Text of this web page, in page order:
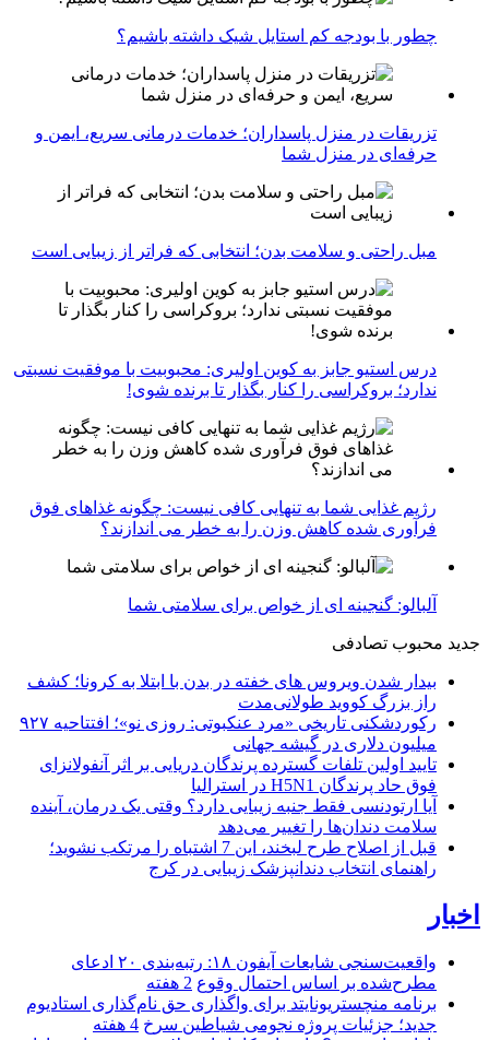
چطور با بودجه کم استایل شیک داشته باشیم؟
تزریقات در منزل پاسداران؛ خدمات درمانی سریع، ایمن و
حرفه‌ای در منزل شما
مبل راحتی و سلامت بدن؛ انتخابی که فراتر از زیبایی است
درس استیو جابز به کوین اولیری: محبوبیت با موفقیت نسبتی
ندارد؛ بروکراسی را کنار بگذار تا برنده شوی!
رژیم غذایی شما به تنهایی کافی نیست: چگونه غذاهای فوق
فرآوری شده کاهش وزن را به خطر می اندازند؟
آلبالو: گنجینه ای از خواص برای سلامتی شما
جدید محبوب تصادفی
بیدار شدن ویروس‌ های خفته در بدن با ابتلا به کرونا؛ کشف
راز بزرگ کووید طولانی‌مدت
رکوردشکنی تاریخی «مرد عنکبوتی: روزی نو»؛ افتتاحیه ۹۲۷
میلیون دلاری در گیشه جهانی
تایید اولین تلفات گسترده پرندگان دریایی بر اثر آنفولانزای
فوق حاد پرندگان H5N1 در استرالیا
آیا ارتودنسی فقط جنبه زیبایی دارد؟ وقتی یک درمان، آینده
سلامت دندان‌ها را تغییر می‌دهد
قبل از اصلاح طرح لبخند، این 7 اشتباه را مرتکب نشوید؛
راهنمای انتخاب دندانپزشک زیبایی در کرج
اخبار
واقعیت‌سنجی شایعات آیفون ۱۸: رتبه‌بندی ۲۰ ادعای
مطرح‌شده بر اساس احتمال وقوع 2 هفته
برنامه منچستریونایتد برای واگذاری حق نام‌گذاری استادیوم
جدید؛ جزئیات پروژه نجومی شیاطین سرخ 4 هفته